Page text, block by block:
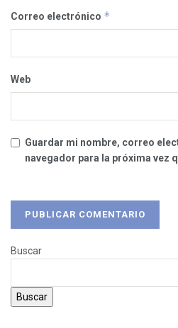
Correo electrónico *
Web
Guardar mi nombre, correo
navegador para la próxima vez
Buscar
Buscar